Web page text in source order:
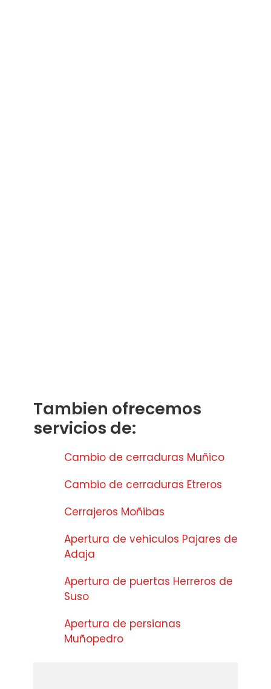
Tambien ofrecemos
servicios de:
Cambio de cerraduras Muñico
Cambio de cerraduras Etreros
Cerrajeros Moñibas
Apertura de vehiculos Pajares de
Adaja
Apertura de puertas Herreros de
Suso
Apertura de persianas
Muñopedro